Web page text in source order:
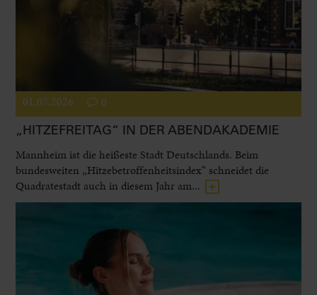
01.07.2026 0
„HITZEFREITAG“ IN DER ABENDAKADEMIE
Mannheim ist die heißeste Stadt Deutschlands. Beim
bundesweiten „Hitzebetroffenheitsindex“ schneidet die
Quadratestadt auch in diesem Jahr am...